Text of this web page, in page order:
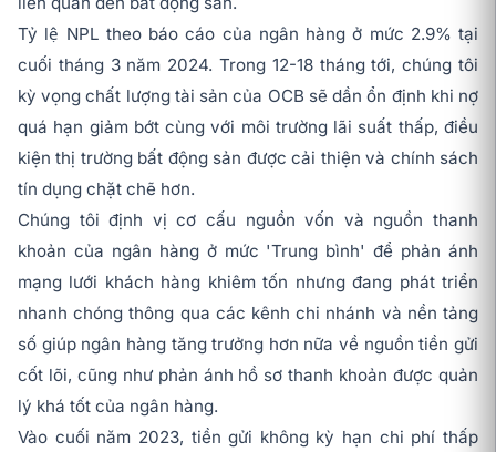
Tỷ lệ NPL theo báo cáo của ngân hàng ở mức 2.9% tại
cuối tháng 3 năm 2024. Trong 12-18 tháng tới, chúng tôi
kỳ vọng chất lượng tài sản của OCB sẽ dần ổn định khi nợ
quá hạn giảm bớt cùng với môi trường lãi suất thấp, điều
kiện thị trường bất động sản được cải thiện và chính sách
tín dụng chặt chẽ hơn.
Chúng tôi định vị cơ cấu nguồn vốn và nguồn thanh
khoản của ngân hàng ở mức 'Trung bình' để phản ánh
mạng lưới khách hàng khiêm tốn nhưng đang phát triển
nhanh chóng thông qua các kênh chi nhánh và nền tảng
số giúp ngân hàng tăng trưởng hơn nữa về nguồn tiền gửi
cốt lõi, cũng như phản ánh hồ sơ thanh khoản được quản
lý khá tốt của ngân hàng.
Vào cuối năm 2023, tiền gửi không kỳ hạn chi phí thấp